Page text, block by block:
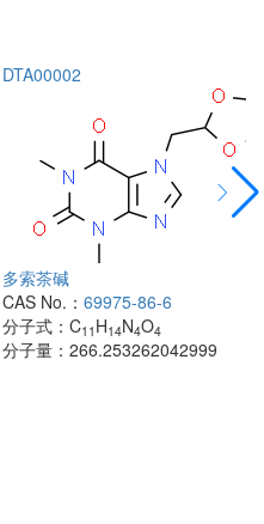
DTA00002
多索茶碱
CAS No.： 69975-86-6
分子式： C11 H14N4O4
分子量： 266.253262042999